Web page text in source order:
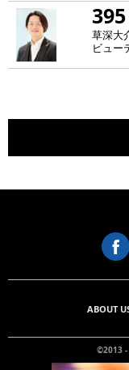
395
草深
ビュー
ABOUT
©2013 -